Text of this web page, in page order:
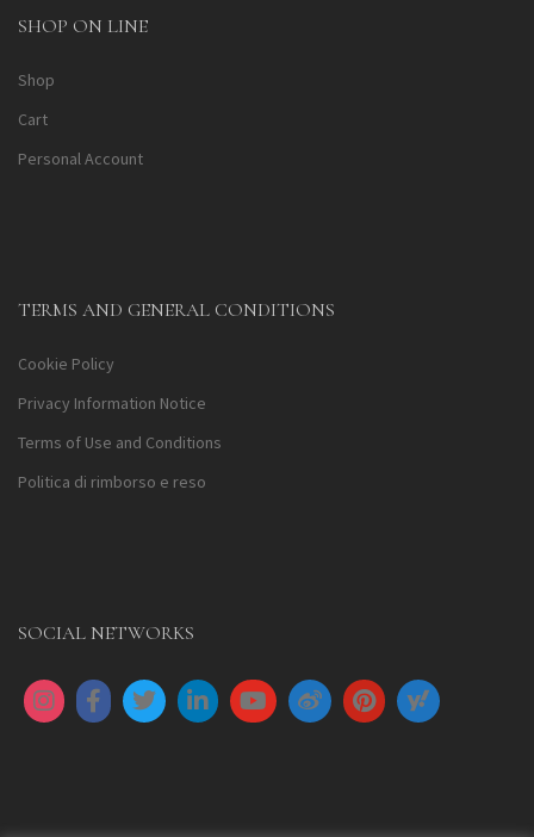
SHOP ON LINE
Shop
Cart
Personal Account
TERMS AND GENERAL CONDITIONS
Cookie Policy
Privacy Information Notice
Terms of Use and Conditions
Politica di rimborso e reso
SOCIAL NETWORKS